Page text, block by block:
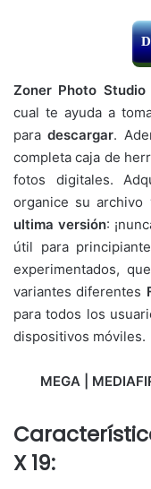
Zoner Photo Studio
cual te ayuda a
paradescargar.
completa caja de
fotos digitales.
organice su
ultima versión:
útil para
experimentados,
variantes diferentes
para todos los
dispositivos móviles.
MEGA |
X 19: